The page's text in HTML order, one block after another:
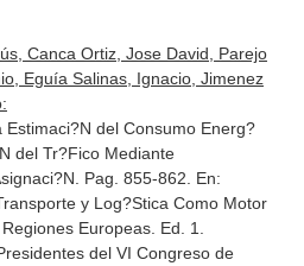
Canca Ortiz, Jose David, Parejo
Eguía Salinas, Ignacio, Jimenez
Estimaci?N del Consumo Energ?
del Tr?Fico Mediante
Pag. 855-862. En:
y Log?Stica Como Motor
Europeas. Ed. 1.
del VI Congreso de